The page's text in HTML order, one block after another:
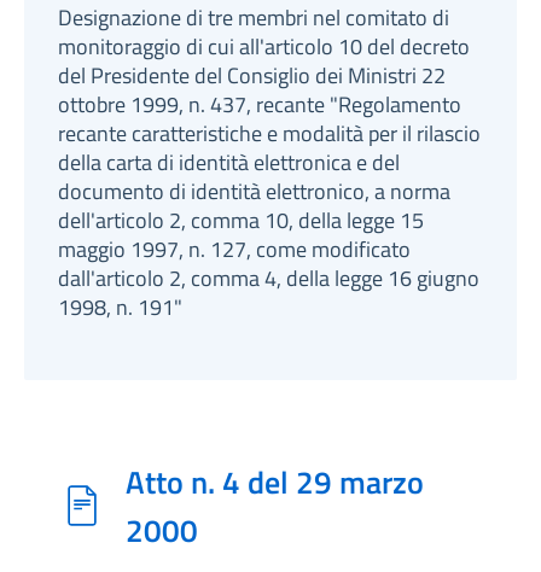
Designazione di tre membri nel comitato di
monitoraggio di cui all'articolo 10 del decreto
del Presidente del Consiglio dei Ministri 22
ottobre 1999, n. 437, recante "Regolamento
recante caratteristiche e modalità per il rilascio
della carta di identità elettronica e del
documento di identità elettronico, a norma
dell'articolo 2, comma 10, della legge 15
maggio 1997, n. 127, come modificato
dall'articolo 2, comma 4, della legge 16 giugno
1998, n. 191"
Atto n. 4 del 29 marzo
2000